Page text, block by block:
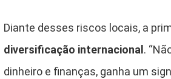
Diante desses riscos locais, a
diversificação internacional .
dinheiro e finanças, ganha um